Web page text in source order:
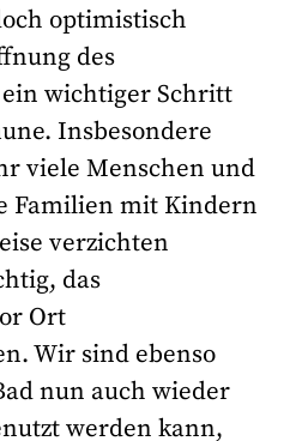
optimistisch
des
wichtiger Schritt
Insbesondere
viele Menschen und
Familien mit Kindern
verzichten
das
Ort
Wir sind ebenso
nun auch wieder
werden kann,